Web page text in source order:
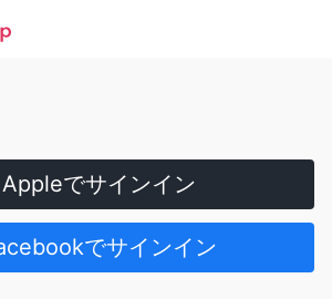
Appleでサインイン
でサインイン